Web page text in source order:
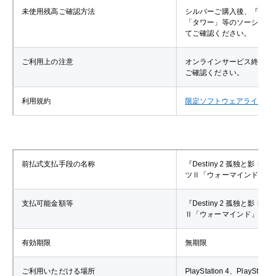
未使用残高ご確認方法
シルバーご購入後、『
「タワー」等のソーシ
てご確認ください。
ご利用上の注意
オンラインサービス終了
ご確認ください。
利用規約 限定ソフトウェアライセ
前払式支払手段の名称
『Destiny 2 孤独と影 レ
ツⅡ「ウォーマインド」
支払可能金額等
『Destiny 2 孤独と影 レ
Ⅱ「ウォーマインド」、
有効期限 無期限
ご利用いただける場所 PlayStation 4、